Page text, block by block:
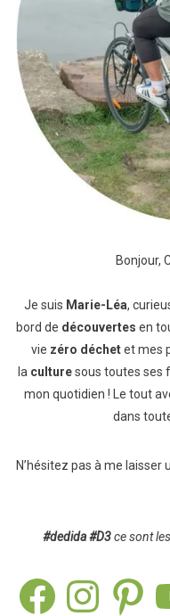
Bonjour,
Je suis Marie-Léa,
bord de découvertes en
vie zéro déchetet mes
la culturesous toutes ses
mon quotidien ! Le tout
dans
N’hésitez pas à me laisser
#dedida #D3ce sont
FacebookInstagramPinterest